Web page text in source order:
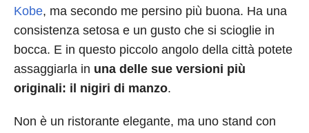
Kobe, ma secondo me persino più buona. Ha una
consistenza setosa e un gusto che si scioglie in
bocca. E in questo piccolo angolo della città potete
assaggiarla in una delle sue versioni più
originali: il nigiri di manzo.
Non è un ristorante elegante, ma uno stand con